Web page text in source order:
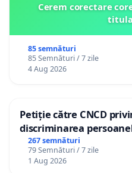
Cerem corectare
85 semnături
85 Semnături / 7 zile
4 Aug 2026
Petiție către CNCD
discriminarea
către utilizatorul TikTok
267 semnături
79 Semnături / 7 zile
1 Aug 2026